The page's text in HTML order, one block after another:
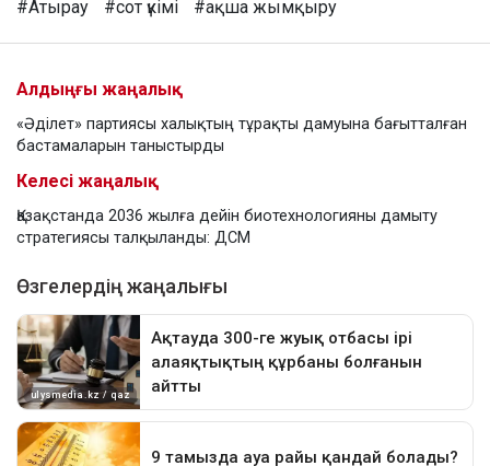
#Атырау #сот үкімі #ақша жымқыру
Алдыңғы жаңалық
«Әділет» партиясы халықтың тұрақты дамуына бағытталған
бастамаларын таныстырды
Келесі жаңалық
Қазақстанда 2036 жылға дейін биотехнологияны дамыту
стратегиясы талқыланды: ДСМ